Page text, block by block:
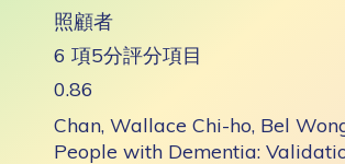
照顧者
6 項5分評分項目
0.86
Chan, Wallace Chi-ho, Bel
People with Dementia: